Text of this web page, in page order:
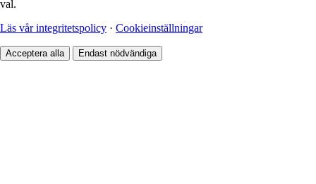
val.
Läs vår integritetspolicy · Cookieinställningar
Acceptera alla Endast nödvändiga